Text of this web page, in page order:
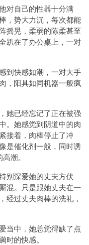
自己的性器十分满
，势大力沉，每次都能
摇晃，柔弱的陈柔甚至
趴在了办公桌上，一对
快感如潮，一对大手
，阳具如同机器一般疯
已经忘记了正在被强
。她感觉到阴道中的肉
接着，肉棒停止了冲
是催化剂一般，同时诱
潮。
深爱她的丈夫方伏
混。只是跟她丈夫在一
经过丈夫肉棒的洗礼，
中，她总觉得缺了点
的快感。